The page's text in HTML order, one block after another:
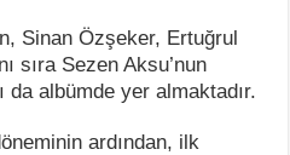
Sinan Özşeker, Ertuğrul
sıra Sezen Aksu’nun
da albümde yer almaktadır.
ardından, ilk